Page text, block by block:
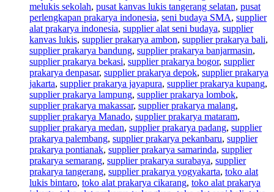
melukis sekolah, pusat kanvas lukis tangerang selatan, pusat
perlengkapan prakarya indonesia, seni budaya SMA, supplier
alat prakarya indonesia, supplier alat seni budaya, supplier
kanvas lukis, supplier prakarya ambon, supplier prakarya bali,
supplier prakarya bandung, supplier prakarya banjarmasin,
supplier prakarya bekasi, supplier prakarya bogor, supplier
prakarya denpasar, supplier prakarya depok, supplier prakarya
jakarta, supplier prakarya jayapura, supplier prakarya kupang,
supplier prakarya lampung, supplier prakarya lombok,
supplier prakarya makassar, supplier prakarya malang,
supplier prakarya Manado, supplier prakarya mataram,
supplier prakarya medan, supplier prakarya padang, supplier
prakarya palembang, supplier prakarya pekanbaru, supplier
prakarya pontianak, supplier prakarya samarinda, supplier
prakarya semarang, supplier prakarya surabaya, supplier
prakarya tangerang, supplier prakarya yogyakarta, toko alat
lukis bintaro, toko alat prakarya cikarang, toko alat prakarya